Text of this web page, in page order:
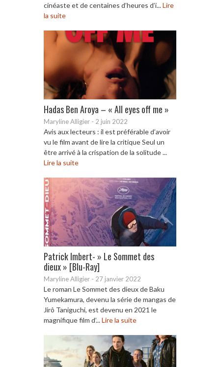
cinéaste et de centaines d’heures d’i...Lire
la suite
Hadas Ben Aroya – « All eyes off me »
Maryline Alligier - 2 juin 2022
Avis aux lecteurs : il est préférable d’avoir
vu le film avant de lire la critique Seul un
être arrivé à la crispation de la solitude ...
Lire la suite
Patrick Imbert- » Le Sommet des
dieux » [Blu-Ray]
Maryline Alligier - 27 janvier 2022
Le roman Le Sommet des dieux de Baku
Yumekamura, devenu la série de mangas de
Jirô Taniguchi, est devenu en 2021 le
magnifique film d’...Lire la suite